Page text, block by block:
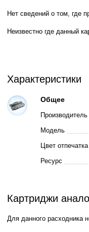
Нет сведений о том, где
Неизвестно где данный
Характеристики
Общее
Производитель
Модель
Цвет отпечатка
Ресурс
Картриджи
Для данного расходника